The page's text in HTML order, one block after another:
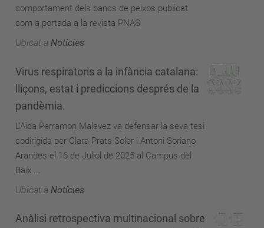
comportament dels bancs de peixos publicat
com a portada a la revista PNAS
Ubicat a Notícies
Virus respiratoris a la infància catalana:
lliçons, estat i prediccions després de la
pandèmia.
L’Aida Perramon Malavez va defensar la seva tesi
codirigida per Clara Prats Soler i Antoni Soriano
Arandes el 16 de Juliol de 2025 al Campus del
Baix ...
Ubicat a Notícies
Anàlisi retrospectiva multinacional sobre